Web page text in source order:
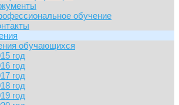
обучение
обучающихся
год
год
год
год
год